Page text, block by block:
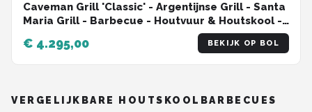
Caveman Grill 'Classic' - Argentijnse Grill - Santa
Maria Grill - Barbecue - Houtvuur & Houtskool -
Verstelbaar rooster - Vrijstaand - Dutch Design
€ 4.295,00 BEKIJK OP BOL
VERGELIJKBARE HOUTSKOOLBARBECUES